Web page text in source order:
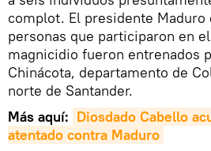
complot. El presidente Maduro
personas que participaron en
magnicidio fueron entrenados
Chinácota, departamento de
norte de Santander.
Más aquí: Diosdado Cabello
atentado contra Maduro